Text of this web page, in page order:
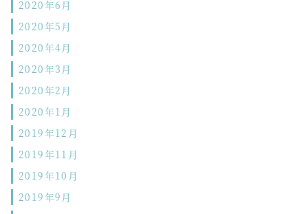
2020年6月
2020年5月
2020年4月
2020年3月
2020年2月
2020年1月
2019年12月
2019年11月
2019年10月
2019年9月